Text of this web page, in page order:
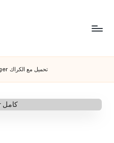
Internet Download Manager تحميل مع الكراك